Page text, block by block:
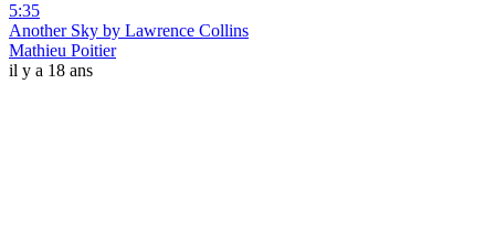
5:35
Another Sky by Lawrence Collins
Mathieu Poitier
il y a 18 ans